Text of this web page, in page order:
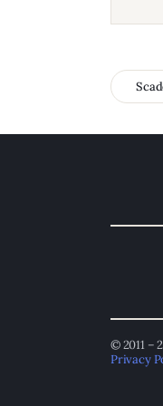
© 2011 –
Privacy